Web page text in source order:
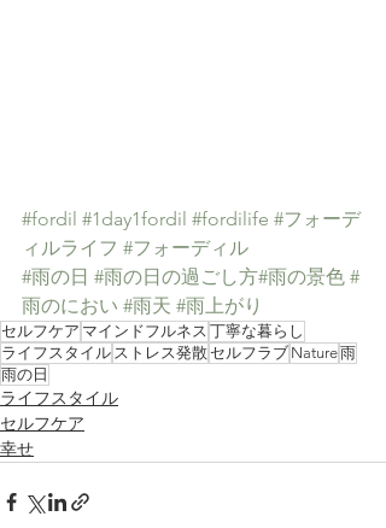
#fordil #1day1fordil #fordilife #フォーデ
ィルライフ #フォーディル
#雨の日 #雨の日の過ごし方#雨の景色 #
雨のにおい #雨天 #雨上がり
セルフケア マインドフルネス 丁寧な暮らし
ライフスタイル ストレス発散 セルフラブ Nature雨
雨の日
ライフスタイル
セルフケア
幸せ